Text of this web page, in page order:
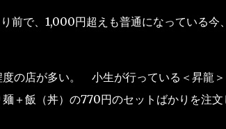
前で、1,000円超えも普通になっている
の店が多い。 小生が行っている＜昇龍
＋飯（丼）の770円のセットばかりを注